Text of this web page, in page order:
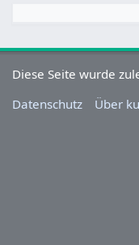
Diese Seite wurde
Datenschutz
Über